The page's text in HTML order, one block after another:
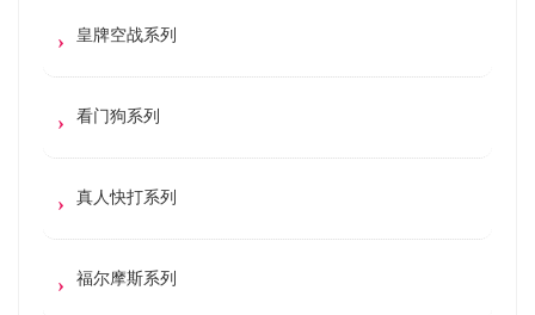
皇牌空战系列
看门狗系列
真人快打系列
福尔摩斯系列